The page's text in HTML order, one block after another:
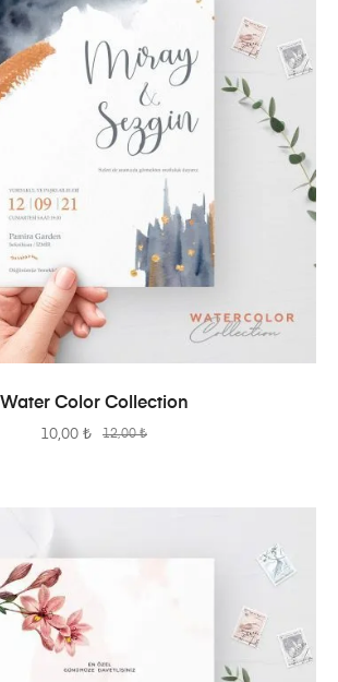
SEPETE EKLE
Water Color Collection
12,00₺
10,00 ₺